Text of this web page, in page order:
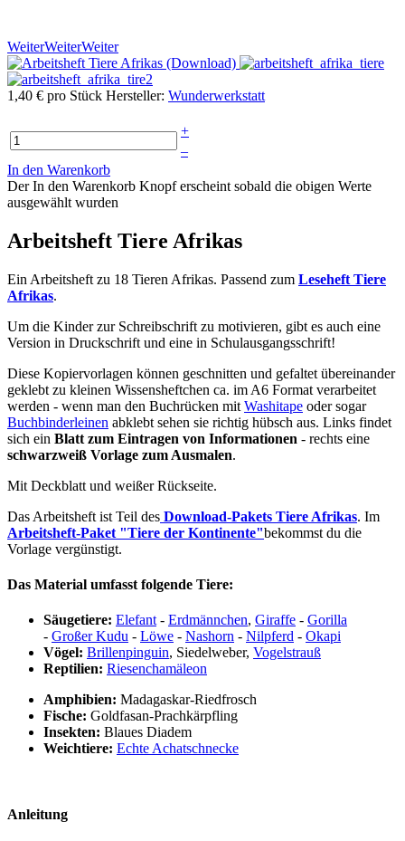
WeiterWeiterWeiter
1,40 € pro Stück Hersteller: Wunderwerkstatt
+
–
In den Warenkorb
Der In den Warenkorb Knopf erscheint sobald die obigen Werte
ausgewählt wurden
Arbeitsheft Tiere Afrikas
Ein Arbeitsheft zu 18 Tieren Afrikas. Passend zum Leseheft Tiere
Afrikas.
Um die Kinder zur Schreibschrift zu motivieren, gibt es auch eine
Version in Druckschrift und eine in Schulausgangsschrift!
Diese Kopiervorlagen können geschnitten und gefaltet übereinander
geklebt zu kleinen Wissensheftchen ca. im A6 Format verarbeitet
werden - wenn man den Buchrücken mit Washitape oder sogar
Buchbinderleinen abklebt sehen sie richtig hübsch aus. Links findet
sich ein Blatt zum Eintragen von Informationen - rechts eine
schwarzweiß Vorlage zum Ausmalen.
Mit Deckblatt und weißer Rückseite.
Das Arbeitsheft ist Teil des Download-Pakets Tiere Afrikas. Im
Arbeitsheft-Paket "Tiere der Kontinente"bekommst du die
Vorlage vergünstigt.
Das Material umfasst folgende Tiere:
Säugetiere: Elefant - Erdmännchen, Giraffe - Gorilla
- Großer Kudu - Löwe - Nashorn - Nilpferd - Okapi
Vögel: Brillenpinguin, Siedelweber, Vogelstrauß
Reptilien: Riesenchamäleon
Amphibien: Madagaskar-Riedfrosch
Fische: Goldfasan-Prachkärpfling
Insekten: Blaues Diadem
Weichtiere: Echte Achatschnecke
Anleitung